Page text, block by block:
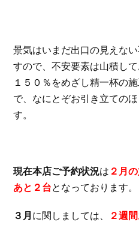
景気はいまだ出口の見えな
すので、不安要素は山積し
１５０％をめざし精一杯の
で、なにとぞお引き立ての
す。
現在本店ご予約状況は ２月
あと２台となっております。
３月 に関しましては、 ２週